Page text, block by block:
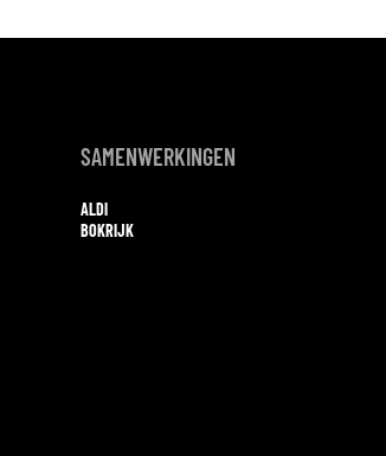
SAMENWERKINGEN
ALDI
BOKRIJK